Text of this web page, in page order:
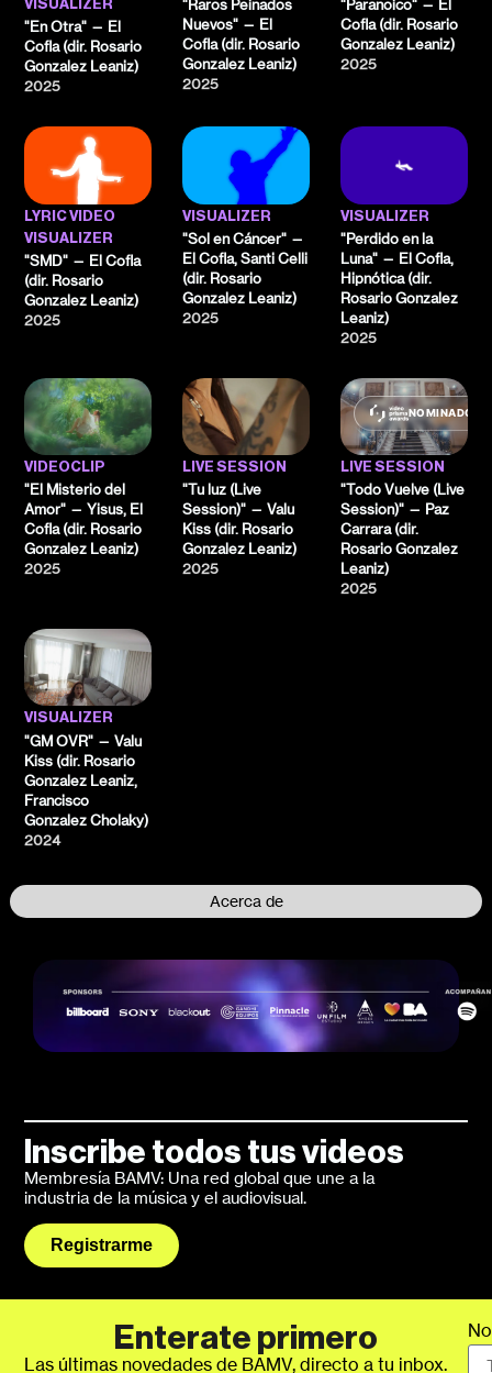
Acerca de
VISUALIZER
"En Otra" — El
Cofla (dir. Rosario
Gonzalez Leaniz)
2025
"Raros Peinados
Nuevos" — El
Cofla (dir. Rosario
Gonzalez Leaniz)
2025
"Paranoico" — El
Cofla (dir. Rosario
Gonzalez Leaniz)
2025
LYRIC VIDEO,
VISUALIZER
"SMD" — El Cofla
(dir. Rosario
Gonzalez Leaniz)
2025
VISUALIZER
"Sol en Cáncer" —
El Cofla, Santi Celli
(dir. Rosario
Gonzalez Leaniz)
2025
VISUALIZER
"Perdido en la
Luna" — El Cofla,
Hipnótica (dir.
Rosario Gonzalez
Leaniz)
2025
VIDEOCLIP
"El Misterio del
Amor" — Yisus, El
Cofla (dir. Rosario
Gonzalez Leaniz)
2025
LIVE SESSION
"Tu luz (Live
Session)" — Valu
Kiss (dir. Rosario
Gonzalez Leaniz)
2025
NOMINADO
LIVE SESSION
"Todo Vuelve (Live
Session)" — Paz
Carrara (dir.
Rosario Gonzalez
Leaniz)
2025
VISUALIZER
"GM OVR" — Valu
Kiss (dir. Rosario
Gonzalez Leaniz,
Francisco
Gonzalez Cholaky)
2024
Inscribe todos tus videos
Membresía BAMV: Una red global que une a la
industria de la música y el audiovisual.
Registrarme
Enterate primero
Las últimas novedades de BAMV, directo a tu inbox.